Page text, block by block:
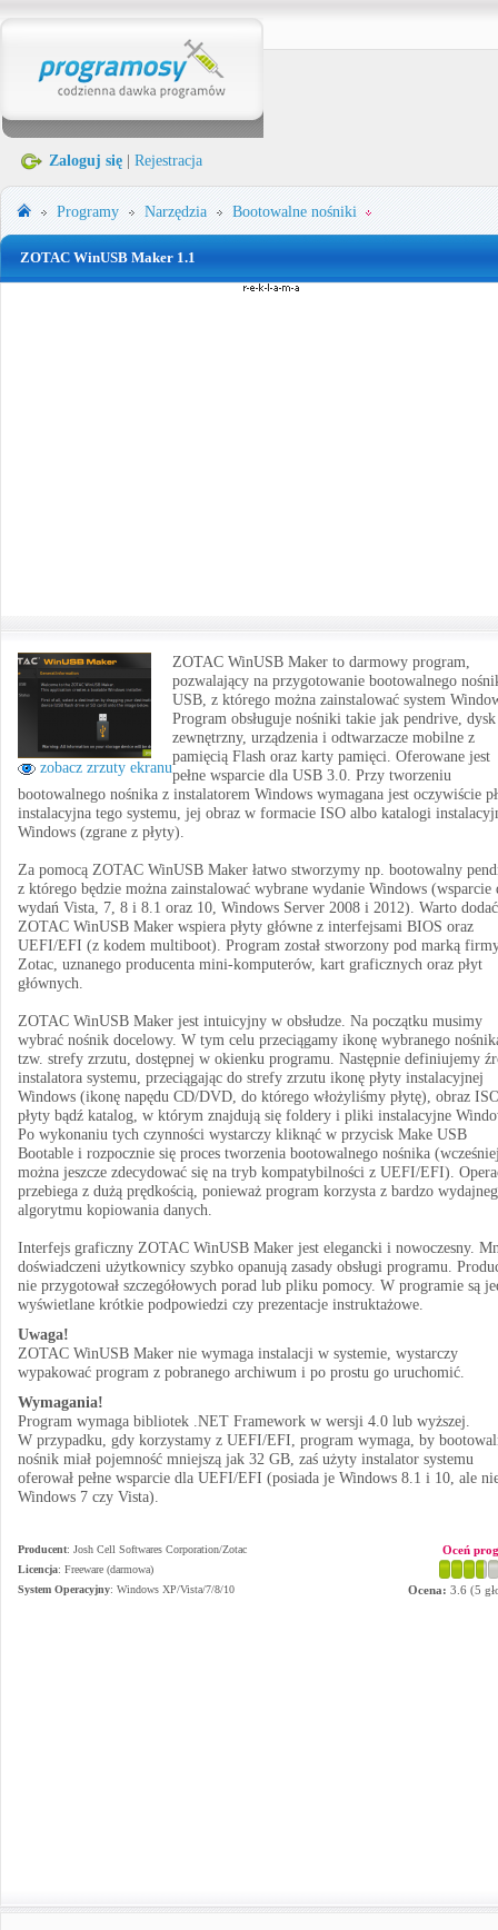
Zaloguj się Rejestracja
Programy Narzędzia Bootowalne nośniki
ZOTAC WinUSB Maker 1.1
zobacz zrzuty ekranu
ZOTAC WinUSB Maker to darmowy program,
pozwalający na przygotowanie bootowalnego
USB, z którego można zainstalować system
Program obsługuje nośniki takie jak pendrive, dysk
zewnętrzny, urządzenia i odtwarzacze mobilne z
pamięcią Flash oraz karty pamięci. Oferowane jest
pełne wsparcie dla USB 3.0. Przy tworzeniu
bootowalnego nośnika z instalatorem Windows wymagana jest oczywiście
instalacyjna tego systemu, jej obraz w formacie ISO albo katalogi
Windows (zgrane z płyty).
Za pomocą ZOTAC WinUSB Maker łatwo stworzymy np. bootowalny
z którego będzie można zainstalować wybrane wydanie Windows (wsparcie
wydań Vista, 7, 8 i 8.1 oraz 10, Windows Server 2008 i 2012). Warto
ZOTAC WinUSB Maker wspiera płyty główne z interfejsami BIOS oraz
UEFI/EFI (z kodem multiboot). Program został stworzony pod marką
Zotac, uznanego producenta mini-komputerów, kart graficznych oraz płyt
głównych.
ZOTAC WinUSB Maker jest intuicyjny w obsłudze. Na początku musimy
wybrać nośnik docelowy. W tym celu przeciągamy ikonę wybranego
tzw. strefy zrzutu, dostępnej w okienku programu. Następnie definiujemy
instalatora systemu, przeciągając do strefy zrzutu ikonę płyty instalacyjnej
Windows (ikonę napędu CD/DVD, do którego włożyliśmy płytę), obraz
płyty bądź katalog, w którym znajdują się foldery i pliki instalacyjne
Po wykonaniu tych czynności wystarczy kliknąć w przycisk Make USB
Bootable i rozpocznie się proces tworzenia bootowalnego nośnika
można jeszcze zdecydować się na tryb kompatybilności z UEFI/EFI).
przebiega z dużą prędkością, ponieważ program korzysta z bardzo
algorytmu kopiowania danych.
Interfejs graficzny ZOTAC WinUSB Maker jest elegancki i nowoczesny.
doświadczeni użytkownicy szybko opanują zasady obsługi programu.
nie przygotował szczegółowych porad lub pliku pomocy. W programie są
wyświetlane krótkie podpowiedzi czy prezentacje instruktażowe.
Uwaga!
ZOTAC WinUSB Maker nie wymaga instalacji w systemie, wystarczy
wypakować program z pobranego archiwum i po prostu go uruchomić.
Wymagania!
Program wymaga bibliotek .NET Framework w wersji 4.0 lub wyższej.
W przypadku, gdy korzystamy z UEFI/EFI, program wymaga, by
nośnik miał pojemność mniejszą jak 32 GB, zaś użyty instalator systemu
oferował pełne wsparcie dla UEFI/EFI (posiada je Windows 8.1 i 10, ale
Windows 7 czy Vista).
Producent: Josh Cell Softwares Corporation/Zotac
Licencja: Freeware (darmowa)
System Operacyjny: Windows XP/Vista/7/8/10
Oceń
Ocena: 3.6 (5